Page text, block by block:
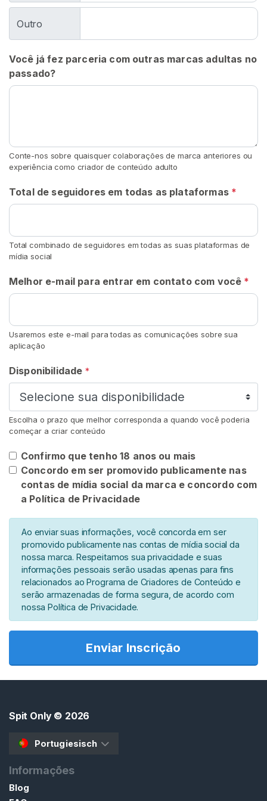
Outro
Você já fez parceria com outras marcas adultas no
passado?
Conte-nos sobre quaisquer colaborações de marca anteriores ou
experiência como criador de conteúdo adulto
Total de seguidores em todas as plataformas *
Total combinado de seguidores em todas as suas plataformas de
mídia social
Melhor e-mail para entrar em contato com você *
Usaremos este e-mail para todas as comunicações sobre sua
aplicação
Disponibilidade *
Escolha o prazo que melhor corresponda a quando você poderia
começar a criar conteúdo
Confirmo que tenho 18 anos ou mais
Concordo em ser promovido publicamente nas
contas de mídia social da marca e concordo com
a Política de Privacidade
Ao enviar suas informações, você concorda em ser
promovido publicamente nas contas de mídia social da
nossa marca. Respeitamos sua privacidade e suas
informações pessoais serão usadas apenas para fins
relacionados ao Programa de Criadores de Conteúdo e
serão armazenadas de forma segura, de acordo com
nossa Política de Privacidade.
Enviar Inscrição
Spit Only© 2026
Portugiesisch
Informações
Blog
C
u
e
F
c
h
e
P
o
a
l
v
F
e
i
c
h
e
D
M
u
c
o
n
o
/